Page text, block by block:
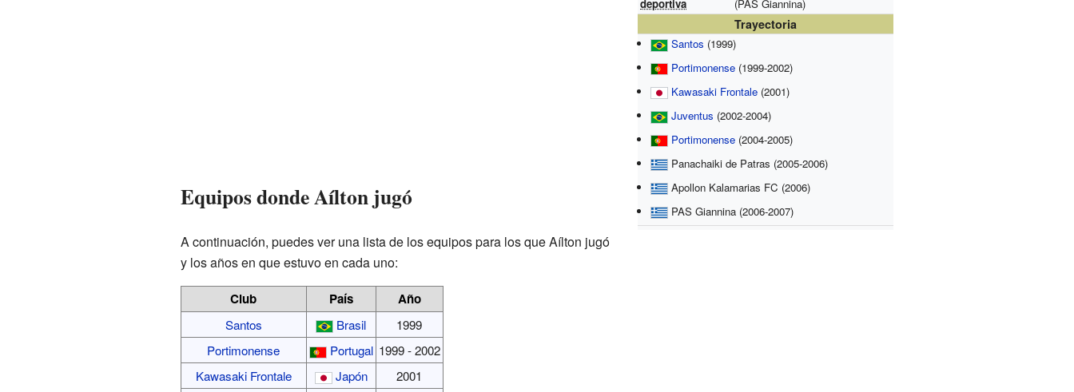
deportiva
(PAS Giannina)
Trayectoria
Santos (1999)
Portimonense (1999-2002)
Kawasaki Frontale (2001)
Juventus (2002-2004)
Portimonense (2004-2005)
Panachaiki de Patras (2005-2006)
Apollon Kalamarias FC (2006)
PAS Giannina (2006-2007)
Equipos donde Aílton jugó
A continuación, puedes ver una lista de los equipos para los que Aílton jugó
y los años en que estuvo en cada uno:
Club País Año
Santos Brasil
1999
Portimonense
Portugal 1999 - 2002
Kawasaki Frontale
Japón
2001